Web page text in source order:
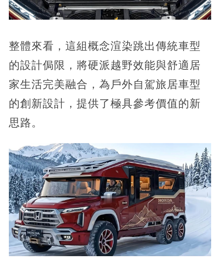
整體來看，這組概念渲染跳出傳統車型
的設計侷限，將硬派越野效能與舒適居
家生活完美融合，為戶外自駕旅居車型
的創新設計，提供了極具參考價值的新
思路。